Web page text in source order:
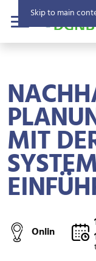
Skip to main
Menu
MIT
Onlin